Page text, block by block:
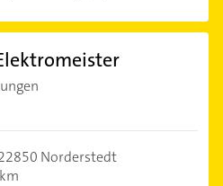
Norderstedt